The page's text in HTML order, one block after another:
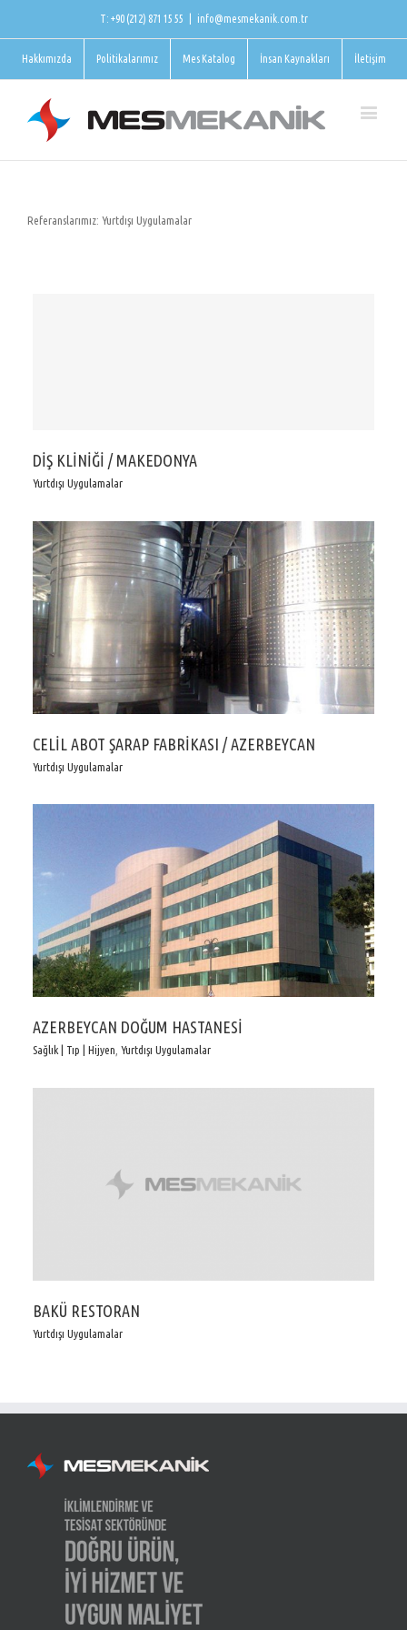
T: +90 (212) 871 15 55 info@mesmekanik.com.tr
Hakkımızda Politikalarımız Mes Katalog İnsan Kaynakları İletişim
Referanslarımız: Yurtdışı Uygulamalar
DİŞ KLİNİĞİ / MAKEDONYA
Yurtdışı Uygulamalar
CELİL ABOT ŞARAP FABRİKASI / AZERBEYCAN
Yurtdışı Uygulamalar
AZERBEYCAN DOĞUM HASTANESİ
Sağlık | Tıp | Hijyen Yurtdışı Uygulamalar
BAKÜ RESTORAN
Yurtdışı Uygulamalar